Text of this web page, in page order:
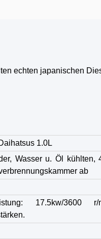
echten japanischen
1.0L
Wasser u. Öl kühlten,
ab
17.5kw/3600